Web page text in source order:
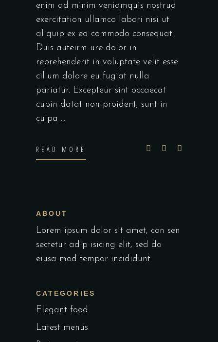
enim ad minim veniamquis nostrud
exercitation ullamco labori nisi ut
aliquip ex ea commodo consequat.
Duis auteirm ure dolor in
reprehenderit in voluptate velit esse
cillum dolore eu fugiat nulla
pariatur. Excepteur sint occaecat
cupin datat non proident, sunt in
culpa
READ MORE
ABOUT
Lorem ipsum dolor sit amet, con sen
sectetur adip isicing elit, sed do
eiusa mod tempor incididunt
CATEGORIES
Elegant food
Latest menus